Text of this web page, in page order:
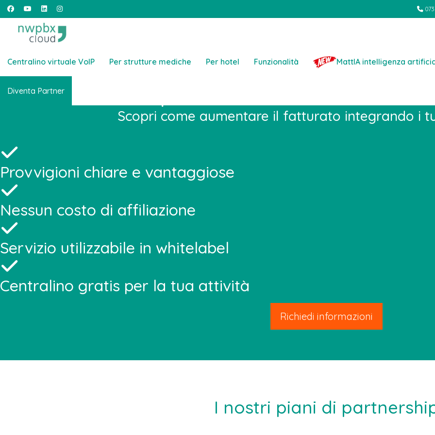
Centralino virtuale VoIP Per strutture mediche Per hotel Funzionalità MattIA intelligenza
Diventa PartnerEntra a far parte del PARTNER
Scopri come aumentare il fatturato integrando i
Provvigioni chiare e vantaggiose
Nessun costo di affiliazione
Servizio utilizzabile in whitelabel
Centralino gratis per la tua attività
Richiedi informazioni
I nostri piani di